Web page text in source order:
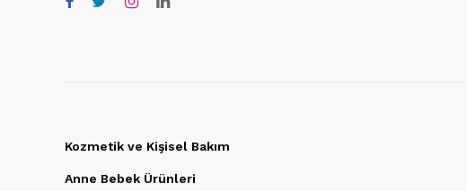
Kozmetik ve Kişisel Bakım
Anne Bebek Ürünleri